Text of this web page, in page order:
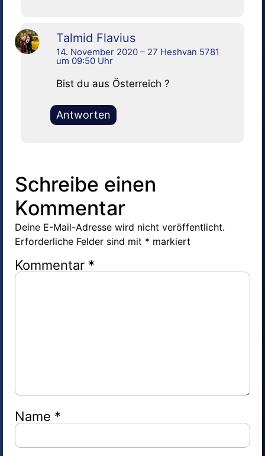
Talmid Flavius
14. November 2020 – 27 Heshvan 5781
um 09:50 Uhr
Bist du aus Österreich ?
Antworten
Schreibe einen
Kommentar
Deine E-Mail-Adresse wird nicht veröffentlicht.
Erforderliche Felder sind mit * markiert
Kommentar *
Name *